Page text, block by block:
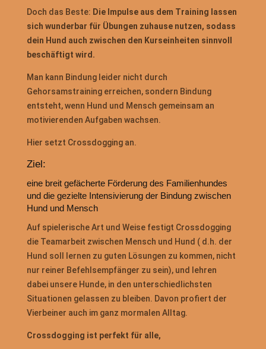
Doch das Beste: Die Impulse aus dem Training lassen
sich wunderbar für Übungen zuhause nutzen, sodass
dein Hund auch zwischen den Kurseinheiten sinnvoll
beschäftigt wird.
Man kann Bindung leider nicht durch
Gehorsamstraining erreichen, sondern Bindung
entsteht, wenn Hund und Mensch gemeinsam an
motivierenden Aufgaben wachsen.
Hier setzt Crossdogging an.
Ziel:
eine breit gefächerte Förderung des Familienhundes
und die gezielte Intensivierung der Bindung zwischen
Hund und Mensch
Auf spielerische Art und Weise festigt Crossdogging
die Teamarbeit zwischen Mensch und Hund ( d.h. der
Hund soll lernen zu guten Lösungen zu kommen, nicht
nur reiner Befehlsempfänger zu sein), und lehren
dabei unsere Hunde, in den unterschiedlichsten
Situationen gelassen zu bleiben. Davon profiert der
Vierbeiner auch im ganz mormalen Alltag.
Crossdogging ist perfekt für alle,